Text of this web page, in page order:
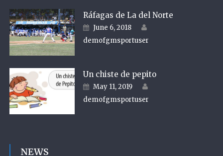
Ráfagas de La del Norte
Posted on
June 6, 2018
demofgmsportuser
Un chiste de pepito
Posted on
May 11, 2019
demofgmsportuser
NEWS